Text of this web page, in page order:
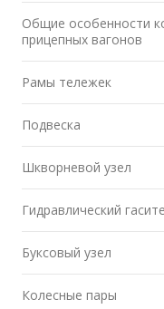
Общие особенности
прицепных вагонов
Рамы тележек
Подвеска
Шкворневой узел
Гидравлический
Буксовый узел
Колесные пары